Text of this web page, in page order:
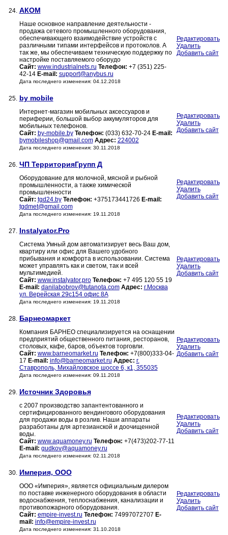
24. АКОМ
Наше основное направление деятельности -
продажа сетевого промышленного оборудования,
обеспечивающего взаимодействие устройств с
различными типами интерфейсов и протоколов. А
так же, мы обеспечиваем техническую поддержку по
настройке поставляемого оборудо
Сайт: www.industrialnets.ru Телефон: +7 (351) 225-
42-14 E-mail: support@anybus.ru
Дата последнего изменения: 04.12.2018
Редактировать
Удалить
Добавить сайт
25. by mobile
Интернет-магазин мобильных аксессуаров и
периферии, большой выбор аккумуляторов для
мобильных телефонов.
Сайт: by-mobile.by Телефон: (033) 632-70-24 E-mail:
bymobileshop@gmail.com Адрес: 224002
Дата последнего изменения: 30.11.2018
Редактировать
Удалить
Добавить сайт
26. ЧП ТерриторияГрупп Д
Оборудование для молочной, мясной и рыбной
промышленности, а также химической
промышленности
Сайт: tgd24.by Телефон: +375173441726 E-mail:
tgdmet@gmail.com
Дата последнего изменения: 19.11.2018
Редактировать
Удалить
Добавить сайт
27. Instalyator.Pro
Система Умный дом автоматизирует весь Ваш дом,
квартиру или офис для Вашего удобного
прибывания и комфорта в использовании. Система
может управлять как и светом, так и всей
мультимедией.
Сайт: www.instalyator.pro Телефон: +7 495 120 55 19
E-mail: danilabobrov@tutanota.com Адрес: г.Москва
ул. Верейская 29с154 офис 8А
Дата последнего изменения: 19.11.2018
Редактировать
Удалить
Добавить сайт
28. Барнеомаркет
Компания БАРНЕО специализируется на оснащении
предприятий общественного питания, ресторанов,
столовых, кафе, баров, объектов торговли.
Сайт: www.barneomarket.ru Телефон: +7(800)333-04-
17 E-mail: info@barneomarket.ru Адрес: г.
Ставрополь, Михайловское шоссе 6, к1, 355035
Дата последнего изменения: 09.11.2018
Редактировать
Удалить
Добавить сайт
29. Источник Здоровья
c 2007 производство запантентованного и
сертифицированного вендингового оборудования
для продажи воды в розлив. Наши аппараты
разработаны для артезианской и доочищенной
воды.
Сайт: www.aquamoney.ru Телефон: +7(473)202-77-11
E-mail: gudkov@aquamoney.ru
Дата последнего изменения: 02.11.2018
Редактировать
Удалить
Добавить сайт
30. Империя, ООО
ООО «Империя», является официальным дилером
по поставке инженерного оборудования в области
водоснабжения, теплоснабжения, канализации и
противопожарного оборудования.
Сайт: empire-invest.ru Телефон: 74997072707 E-
mail: info@empire-invest.ru
Дата последнего изменения: 31.10.2018
Редактировать
Удалить
Добавить сайт